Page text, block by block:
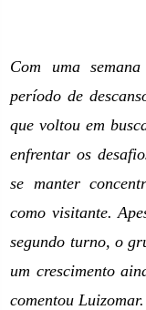
Com uma
período de
que voltou em
enfrentar os
se manter
como visitante.
segundo turno, o
um crescimento
comentou Luizomar.